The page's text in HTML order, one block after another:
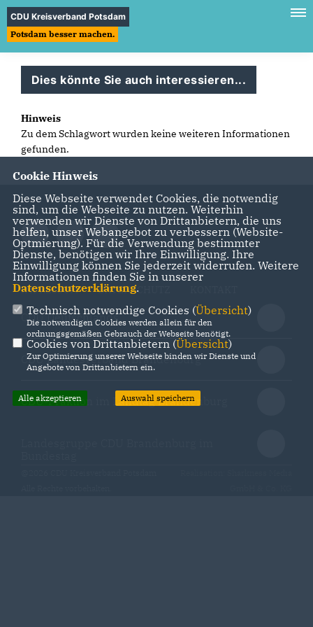
CDU Kreisverband Potsdam
Potsdam besser machen.
Dies könnte Sie auch interessieren...
Hinweis
Zu dem Schlagwort wurden keine weiteren Informationen
gefunden.
IMPRESSUM DATENSCHUTZ
CDU Deutschlands
CDU Landesverband Brandenburg
CDU-Fraktion im Landtag Brandenburg
Cookie Hinweis
Diese Webseite verwendet Cookies, die notwendig
sind, um die Webseite zu nutzen. Weiterhin
verwenden wir Dienste von Drittanbietern, die uns
helfen, unser Webangebot zu verbessern (Website-
Optmierung). Für die Verwendung bestimmter
Dienste, benötigen wir Ihre Einwilligung. Ihre
Einwilligung können Sie jederzeit widerrufen. Weitere
Informationen finden Sie in unserer
Datenschutzerklärung.
Technisch notwendige Cookies (Übersicht)
Die notwendigen Cookies werden allein für den
ordnungsgemäßen Gebrauch der Webseite benötigt.
Cookies von Drittanbietern (Übersicht)
Zur Optimierung unserer Webseite binden wir Dienste und
Angebote von Drittanbietern ein.
Alle akzeptieren Auswahl speichern